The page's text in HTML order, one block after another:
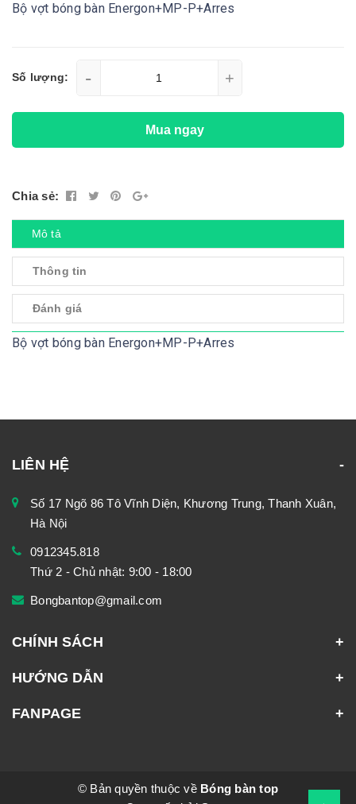
Bộ vợt bóng bàn Energon+MP-P+Arres
Số lượng: - +
Mua ngay
Chia sẻ:
Mô tả
Thông tin
Đánh giá
Bộ vợt bóng bàn Energon+MP-P+Arres
LIÊN HỆ
Số 17 Ngõ 86 Tô Vĩnh Diện, Khương Trung, Thanh Xuân,
Hà Nội
0912345.818
Thứ 2 - Chủ nhật: 9:00 - 18:00
Bongbantop@gmail.com
CHÍNH SÁCH
HƯỚNG DẪN
FANPAGE
© Bản quyền thuộc về Bóng bàn top